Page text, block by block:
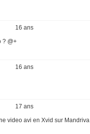
16 ans
? @+
16 ans
17 ans
video avi en Xvid sur Mandriva